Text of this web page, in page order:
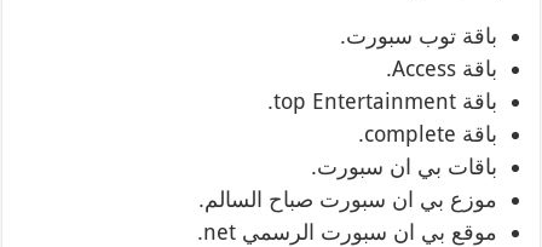
باقة توب سبورت.
باقة Access.
باقة top Entertainment.
باقة complete.
باقات بي ان سبورت.
موزع بي ان سبورت صباح السالم.
موقع بي ان سبورت الرسمي net.